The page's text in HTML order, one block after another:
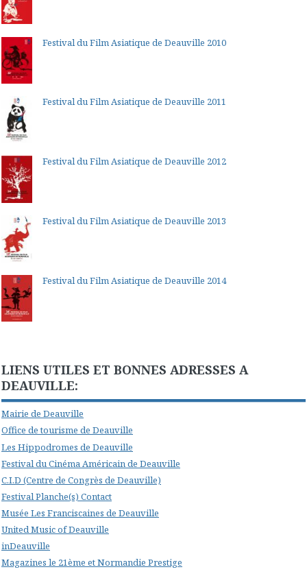
Festival du Film Asiatique de Deauville 2010
Festival du Film Asiatique de Deauville 2011
Festival du Film Asiatique de Deauville 2012
Festival du Film Asiatique de Deauville 2013
Festival du Film Asiatique de Deauville 2014
LIENS UTILES ET BONNES ADRESSES A
DEAUVILLE:
Mairie de Deauville
Office de tourisme de Deauville
Les Hippodromes de Deauville
Festival du Cinéma Américain de Deauville
C.I.D (Centre de Congrès de Deauville)
Festival Planche(s) Contact
Musée Les Franciscaines de Deauville
United Music of Deauville
inDeauville
Magazines le 21ème et Normandie Prestige